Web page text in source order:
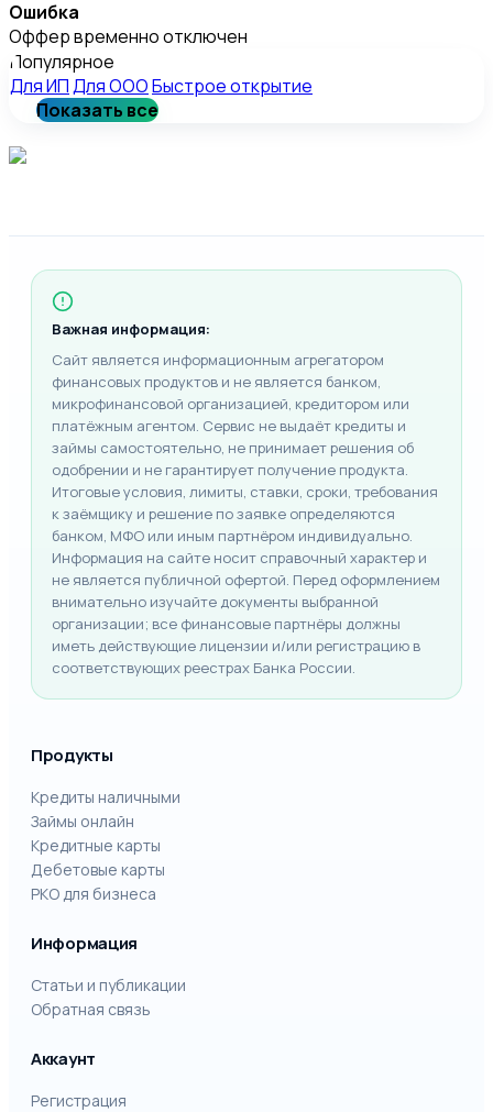
Ошибка
Оффер временно отключен
Популярное
Для ИПДля ОООБыстрое открытие
Показать все
Важная информация:
Сайт является информационным агрегатором
финансовых продуктов и не является банком,
микрофинансовой организацией, кредитором или
платёжным агентом. Сервис не выдаёт кредиты и
займы самостоятельно, не принимает решения об
одобрении и не гарантирует получение продукта.
Итоговые условия, лимиты, ставки, сроки, требования
к заёмщику и решение по заявке определяются
банком, МФО или иным партнёром индивидуально.
Информация на сайте носит справочный характер и
не является публичной офертой. Перед оформлением
внимательно изучайте документы выбранной
организации; все финансовые партнёры должны
иметь действующие лицензии и/или регистрацию в
соответствующих реестрах Банка России.
Продукты
Кредиты наличными
Займы онлайн
Кредитные карты
Дебетовые карты
РКО для бизнеса
Информация
Статьи и публикации
Обратная связь
Аккаунт
Регистрация